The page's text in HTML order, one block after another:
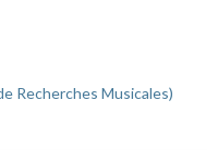
Recherches Musicales)